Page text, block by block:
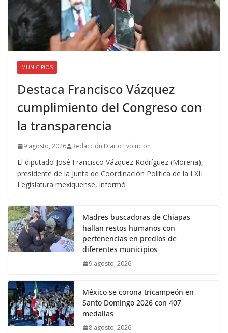
MUNICIPIOS
Destaca Francisco Vázquez
cumplimiento del Congreso con
la transparencia
9 agosto, 2026 Redacción Diario Evolucion
El diputado José Francisco Vázquez Rodríguez (Morena),
presidente de la Junta de Coordinación Política de la LXII
Legislatura mexiquense, informó
Madres buscadoras de Chiapas
hallan restos humanos con
pertenencias en predios de
diferentes municipios
9 agosto, 2026
México se corona tricampeón en
Santo Domingo 2026 con 407
medallas
8 agosto, 2026